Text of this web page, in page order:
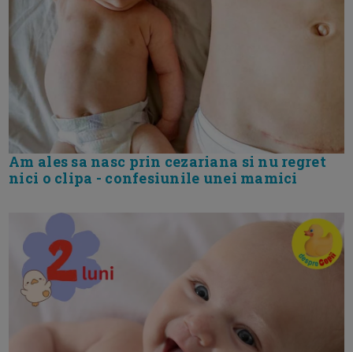
Am ales sa nasc prin cezariana si nu regret
nici o clipa - confesiunile unei mamici